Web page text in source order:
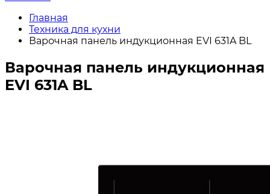
Главная
Техника для кухни
Варочная панель индукционная EVI 631A BL
Варочная панель индукционная
EVI 631A BL